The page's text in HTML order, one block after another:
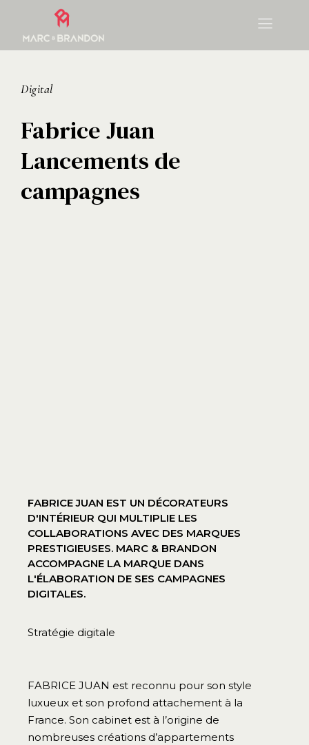
Digital
Fabrice Juan
Lancements de
campagnes
FABRICE JUAN EST UN DÉCORATEURS
D'INTÉRIEUR QUI MULTIPLIE LES
COLLABORATIONS AVEC DES MARQUES
PRESTIGIEUSES. MARC & BRANDON
ACCOMPAGNE LA MARQUE DANS
L'ÉLABORATION DE SES CAMPAGNES
DIGITALES.
Stratégie digitale
FABRICE JUAN est reconnu pour son style
luxueux et son profond attachement à la
France. Son cabinet est à l’origine de
nombreuses créations d’appartements